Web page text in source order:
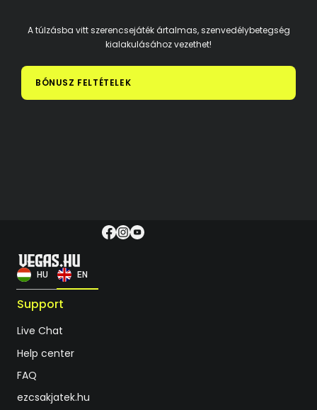
A túlzásba vitt szerencsejáték ártalmas, szenvedélybetegség
kialakulásához vezethet!
BÓNUSZ FELTÉTELEK
Support
Live Chat
Help center
FAQ
ezcsakjatek.hu
HU EN